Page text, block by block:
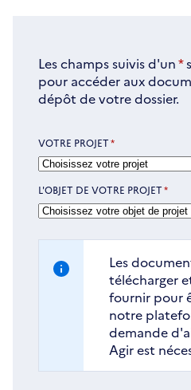
Les champs suivis d'un*
pour accéder aux
dépôt de votre dossier.
VOTRE PROJET*
L'OBJET DE VOTRE PROJET*
Les
télécharger
fournir pour
notre
demande
Agir est